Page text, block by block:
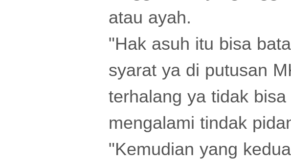
atau ayah.
"Hak asuh itu bisa
syarat ya di putusan
terhalang ya tidak
mengalami tindak
"Kemudian yang